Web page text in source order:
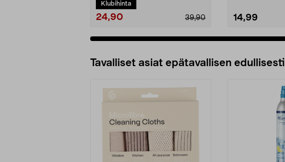
Klubihinta
24,90 39,90 14,99
Tavalliset asiat epätavallisen edullisesti